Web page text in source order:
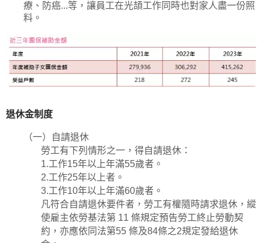
療、防癌...等， 讓員工在光頡工作同時也對家人盡一份照
料。
退休金制度
（一）自請退休
勞工有下列情形之一，得自請退休：
1.工作15年以上年滿55歲者。
2.工作25年以上者。
3.工作10年以上年滿60歲者。
凡符合自請退休要件者，勞工有權隨時請求退休，縱
使雇主依勞基法第 11 條規定預告勞工終止勞動契
約，亦應依同法第55 條及84條之2規定發給退休